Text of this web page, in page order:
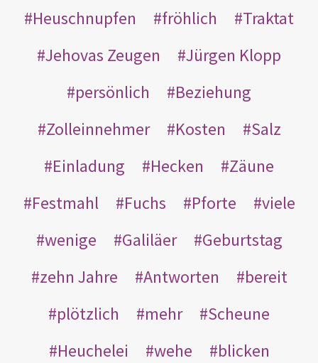
Heuschnupfen fröhlich
Traktat
Jehovas Zeugen
Jürgen Klopp
persönlich
Beziehung
Zolleinnehmer
Kosten
Salz
Einladung
Hecken
Zäune
Festmahl
Fuchs Pforte
viele
wenige
Galiläer
Geburtstag
zehn Jahre
Antworten
bereit
plötzlich
mehr
Scheune
Heuchelei
wehe
blicken